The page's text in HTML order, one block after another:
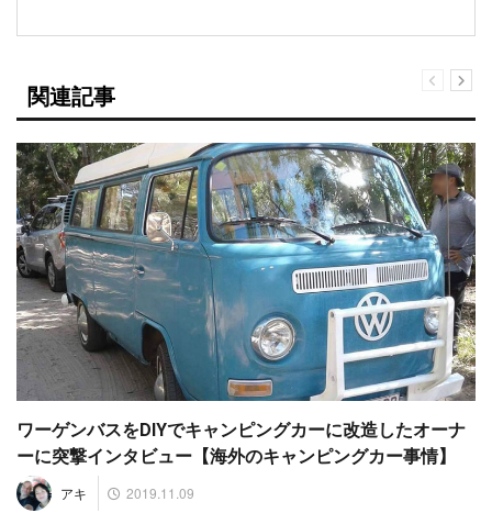
関連記事
ワーゲンバスをDIYでキャンピングカーに改造したオーナ
ーに突撃インタビュー【海外のキャンピングカー事情】
アキ 2019.11.09